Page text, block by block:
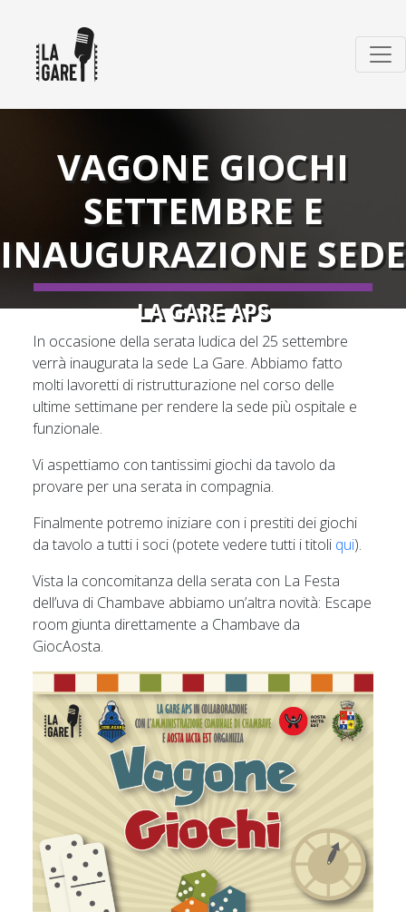
VAGONE GIOCHI
SETTEMBRE E
INAUGURAZIONE SEDE
LA GARE APS
In occasione della serata ludica del 25 settembre
verrà inaugurata la sede La Gare. Abbiamo fatto
molti lavoretti di ristrutturazione nel corso delle
ultime settimane per rendere la sede più ospitale e
funzionale.
Vi aspettiamo con tantissimi giochi da tavolo da
provare per una serata in compagnia.
Finalmente potremo iniziare con i prestiti dei giochi
da tavolo a tutti i soci (potete vedere tutti i titoli qui).
Vista la concomitanza della serata con La Festa
dell’uva di Chambave abbiamo un’altra novità: Escape
room giunta direttamente a Chambave da
GiocAosta.